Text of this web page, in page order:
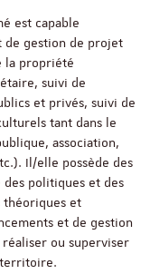
est capable
de gestion de projet
la propriété
suivi de
et privés, suivi de
tant dans le
association,
Il/elle possède des
des politiques et des
théoriques et
et de gestion
ou superviser
territoire.